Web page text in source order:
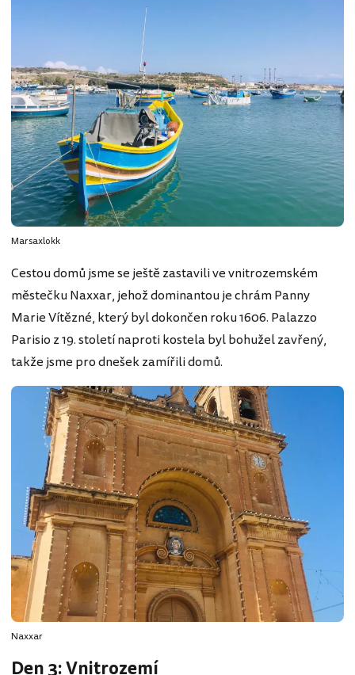
Marsaxlokk
Cestou domů jsme se ještě zastavili ve vnitrozemském
městečku Naxxar, jehož dominantou je chrám Panny
Marie Vítězné, který byl dokončen roku 1606. Palazzo
Parisio z 19. století naproti kostela byl bohužel zavřený,
takže jsme pro dnešek zamířili domů.
Naxxar
Den 3: Vnitrozemí